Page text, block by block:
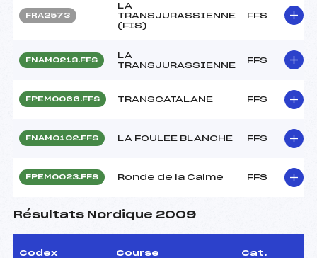
FRA2573
LA
TRANSJURASSIENNE
(FIS)
FFS
FNAM0213.FFS
LA
TRANSJURASSIENNE
FFS
FPEM0066.FFS TRANSCATALANE FFS
FNAM0102.FFS LA FOULEE BLANCHE FFS
FPEM0023.FFS Ronde de la Calme FFS
Résultats Nordique 2009
Codex Course Cat.